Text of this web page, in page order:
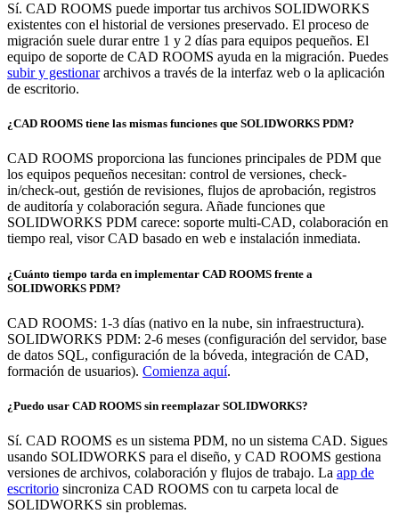
Sí. CAD ROOMS puede importar tus archivos SOLIDWORKS
existentes con el historial de versiones preservado. El proceso de
migración suele durar entre 1 y 2 días para equipos pequeños. El
equipo de soporte de CAD ROOMS ayuda en la migración. Puedes
subir y gestionararchivos a través de la interfaz web o la aplicación
de escritorio.
¿CAD ROOMS tiene las mismas funciones que SOLIDWORKS PDM?
CAD ROOMS proporciona las funciones principales de PDM que
los equipos pequeños necesitan: control de versiones, check-
in/check-out, gestión de revisiones, flujos de aprobación, registros
de auditoría y colaboración segura. Añade funciones que
SOLIDWORKS PDM carece: soporte multi-CAD, colaboración en
tiempo real, visor CAD basado en web e instalación inmediata.
¿Cuánto tiempo tarda en implementar CAD ROOMS frente a
SOLIDWORKS PDM?
CAD ROOMS: 1-3 días (nativo en la nube, sin infraestructura).
SOLIDWORKS PDM: 2-6 meses (configuración del servidor, base
de datos SQL, configuración de la bóveda, integración de CAD,
formación de usuarios). Comienza aquí.
¿Puedo usar CAD ROOMS sin reemplazar SOLIDWORKS?
Sí. CAD ROOMS es un sistema PDM, no un sistema CAD. Sigues
usando SOLIDWORKS para el diseño, y CAD ROOMS gestiona
versiones de archivos, colaboración y flujos de trabajo. La app de
escritorio sincroniza CAD ROOMS con tu carpeta local de
SOLIDWORKS sin problemas.